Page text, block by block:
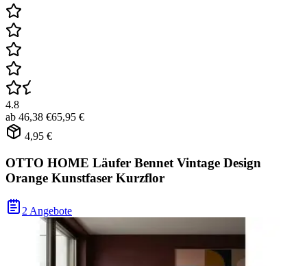
4.8
ab 46,38 €65,95 €
4,95 €
OTTO HOME Läufer Bennet Vintage Design
Orange Kunstfaser Kurzflor
2 Angebote